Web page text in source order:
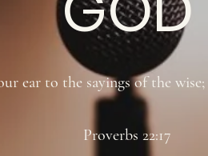
ear to the sayings of the
Proverbs 22:17